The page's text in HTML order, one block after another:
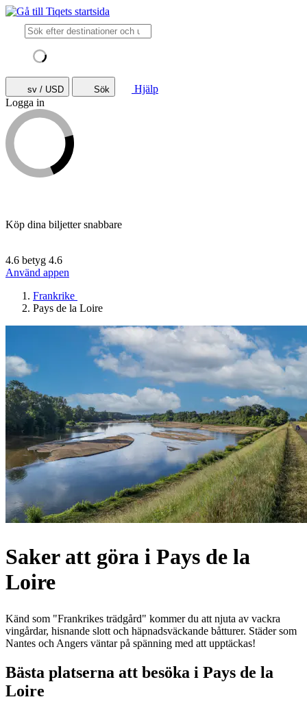
sv / USD Sök
Hjälp
Logga in
Köp dina biljetter snabbare
4.6 betyg 4.6
Använd appen
Frankrike
Pays de la Loire
Saker att göra i Pays de la
Loire
Känd som "Frankrikes trädgård" kommer du att njuta av vackra
vingårdar, hisnande slott och häpnadsväckande båtturer. Städer som
Nantes och Angers väntar på spänning med att upptäckas!
Bästa platserna att besöka i Pays de la
Loire